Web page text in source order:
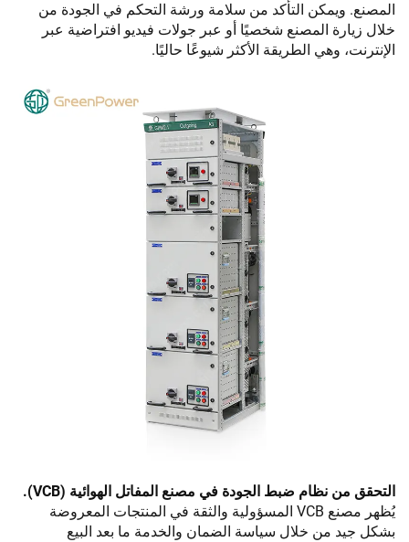
المصنع. ويمكن التأكد من سلامة ورشة التحكم في الجودة من
خلال زيارة المصنع شخصيًا أو عبر جولات فيديو افتراضية عبر
الإنترنت، وهي الطريقة الأكثر شيوعًا حاليًا.
التحقق من نظام ضبط الجودة في مصنع المفاتل الهوائية (VCB).
يُظهر مصنع VCB المسؤولية والثقة في المنتجات المعروضة
بشكل جيد من خلال سياسة الضمان والخدمة ما بعد البيع